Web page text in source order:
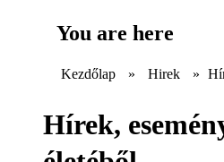
You are here
Kezdőlap » Hirek »
Hírek,